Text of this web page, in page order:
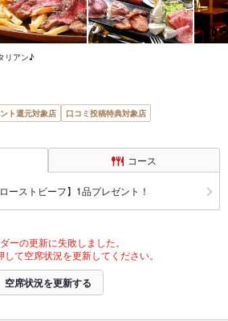
リアン♪
ト還元対象店
口コミ投稿特典対象店
コース
ストビーフ】1品プレゼント！
ーの更新に失敗しました。
て空席状況を更新してください。
空席状況を更新する